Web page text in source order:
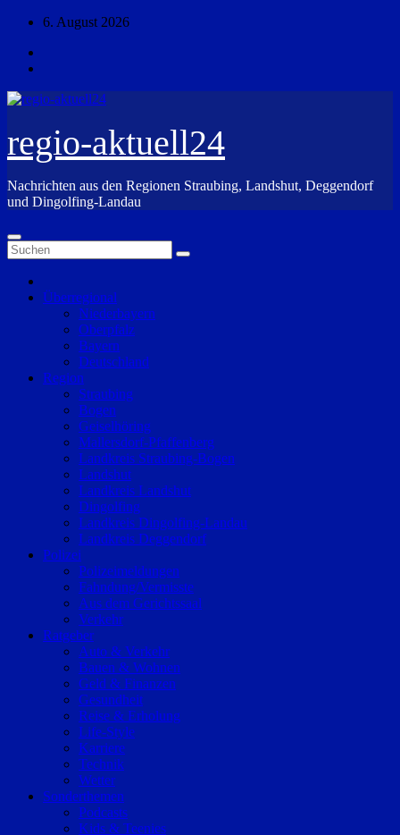
Zum
springen
6. August 2026
regio-aktuell24
Nachrichten aus den Regionen Straubing, Landshut, Deggendorf
und Dingolfing-Landau
Überregional
Niederbayern
Oberpfalz
Bayern
Deutschland
Region
Straubing
Bogen
Geiselhöring
Mallersdorf-Pfaffenberg
Landkreis Straubing-Bogen
Landshut
Landkreis Landshut
Dingolfing
Landkreis Dingolfing-Landau
Landkreis Deggendorf
Polizei
Polizeimeldungen
Fahndung/Vermisste
Aus dem Gerichtssaal
Verkehr
Ratgeber
Auto & Verkehr
Bauen & Wohnen
Geld & Finanzen
Gesundheit
Reise & Erholung
Life-Style
Karriere
Technik
Wetter
Sonderthemen
Podcasts
Kids & Teenies